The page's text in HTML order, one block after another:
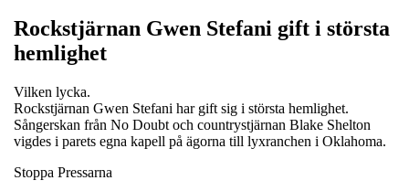
Rockstjärnan Gwen Stefani gift i största
hemlighet
Vilken lycka.
Rockstjärnan Gwen Stefani har gift sig i största hemlighet.
Sångerskan från No Doubt och countrystjärnan Blake Shelton
vigdes i parets egna kapell på ägorna till lyxranchen i Oklahoma.
Stoppa Pressarna